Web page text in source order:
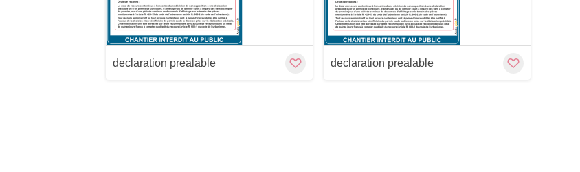
declaration prealable declaration prealable